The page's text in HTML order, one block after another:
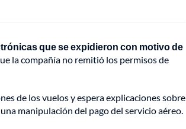
que se expidieron con motivo de
la compañía no remitió los permisos de
de los vuelos y espera explicaciones sobre
manipulación del pago del servicio aéreo.